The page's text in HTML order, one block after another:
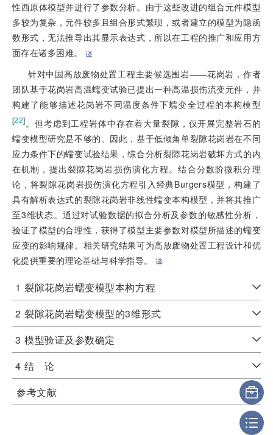
性西原体模型并进行了参数分析。由于这些改进的组合元件模型
多较为复杂，元件较多且组合形式繁琐，或者建立的模型为隐函
数形式，无法推导出其显示表达式，所以在工程的推广和应用方
面存在诸多困难。
译
针对中国高放废物处置工程主要候选围岩——花岗岩，作者
团队基于花岗岩高温蠕变试验已提出一种高温损伤流变元件，并
构建了能够描述花岗岩不同温度条件下蠕变全过程的本构模型
[22]。但考虑到工程岩体中存在着大量裂隙，仅开展完整岩石的
蠕变模型研究是不够的。因此，基于低倾角单裂隙花岗岩在不同
应力条件下的蠕变试验结果，综合分析裂隙花岗岩破坏方式的内
在机制，提出裂隙花岗岩损伤演化方程。结合分数阶微积分理
论，将裂隙花岗岩损伤演化方程引入经典Burgers模型，构建了
具有解析表达式的裂隙花岗岩非线性蠕变本构模型，并将其推广
至3维状态。通过对试验数据的拟合分析及参数的敏感性分析，
验证了模型的合理性，获得了模型主要参数对模型所描述的蠕变
应变的影响规律。相关研究结果可为高放废物处置工程设计和优
化提供重要的理论基础与科学指导。
译
1 裂隙花岗岩蠕变模型本构方程
2 裂隙花岗岩蠕变模型的3维形式
3 模型验证及参数确定
4 结 论
参考文献